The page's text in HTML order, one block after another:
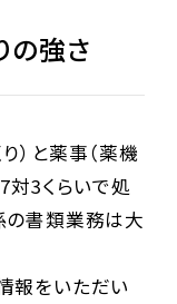
の強さ
）と薬事（薬機
対3くらいで処
の書類業務は大
報をいただい